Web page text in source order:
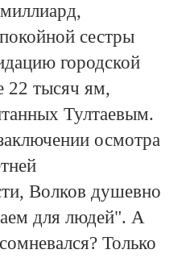
сестры
городской
22 тысяч ям,
Тултаевым.
осмотра
Волков душевно
для людей". А
Только